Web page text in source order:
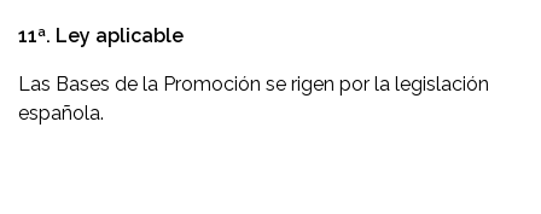
11ª. Ley aplicable
Las Bases de la Promoción se rigen por la legislación
española.